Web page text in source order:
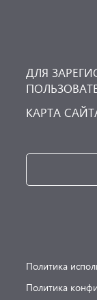
ДЛЯ
КАРТА
Политика
Политика